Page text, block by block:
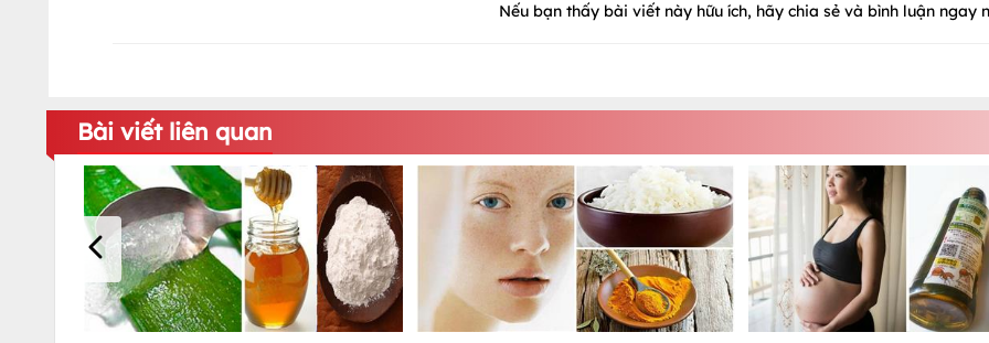
Nếu bạn thấy bài viết này hữu ích, hãy chia sẻ và bình luận ngay
Bài viết liên quan